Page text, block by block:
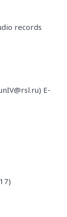
records
E-